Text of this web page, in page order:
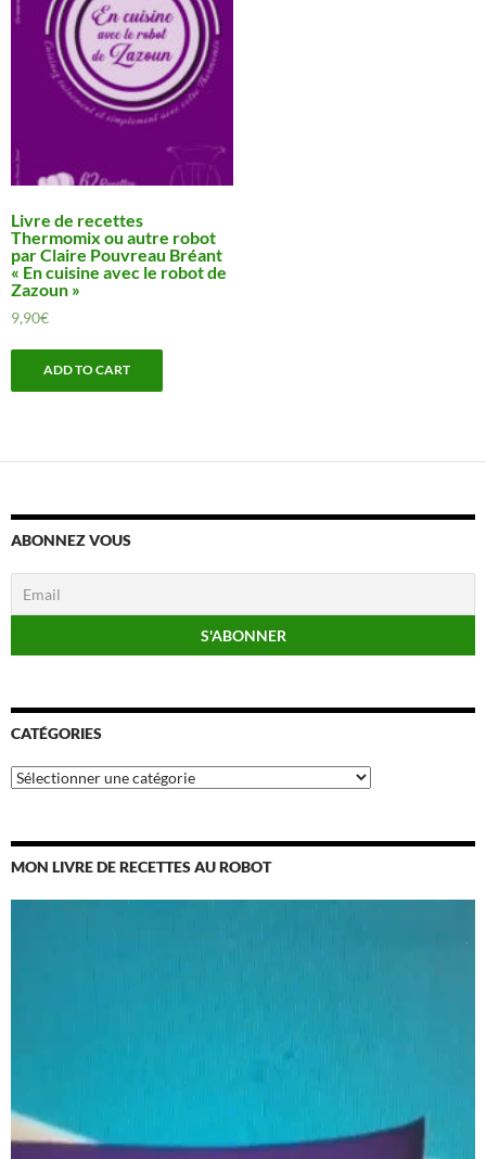
Livre de recettes
Thermomix ou autre robot
par Claire Pouvreau Bréant
« En cuisine avec le robot de
Zazoun »
9,90€
ADD TO CART
ABONNEZ VOUS
CATÉGORIES
Catégories
MON LIVRE DE RECETTES AU ROBOT